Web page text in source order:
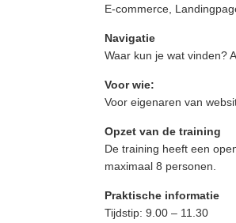
E-commerce,
Navigatie
Waar kun je wat vinden?
Voor wie:
Voor eigenaren van
Opzet van de training
De training heeft een
maximaal 8 personen.
Praktische informatie
Tijdstip: 9.00 – 11.30